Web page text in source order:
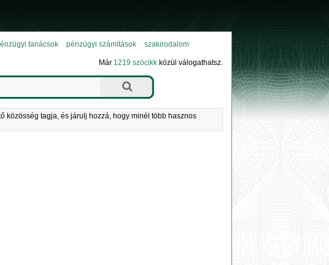
tanácsok pénzügyi számítások
szakirodalom
Már 1219 szócikkközül válogathatsz.
közösség tagja, és járulj hozzá, hogy minél több hasznos